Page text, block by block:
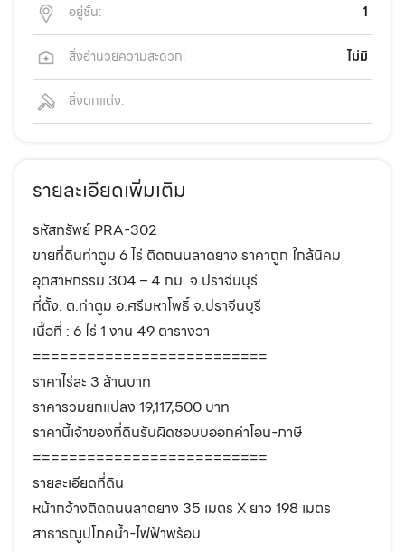
อยู่ชั้น: 1
สิ่งอำนวยความสะดวก: ไม่มี
สิ่งตกแต่ง:
รายละเอียดเพิ่มเติม
รหัสทรัพย์ PRA-302
ขายที่ดินท่าตูม 6 ไร่ ติดถนนลาดยาง ราคาถูก ใกล้นิคม
อุตสาหกรรม 304 – 4 กม. จ.ปราจีนบุรี
ที่ตั้ง: ต.ท่าตูม อ.ศรีมหาโพธิ์ จ.ปราจีนบุรี
เนื้อที่ : 6 ไร่ 1 งาน 49 ตารางวา
==========================
ราคาไร่ละ 3 ล้านบาท
ราคารวมยกแปลง 19,117,500 บาท
ราคานี้เจ้าของที่ดินรับผิดชอบบออกค่าโอน-ภาษี
==========================
รายละเอียดที่ดิน
หน้ากว้างติดถนนลาดยาง 35 เมตร X ยาว 198 เมตร
สาธารณูปโภคน้ำ-ไฟฟ้าพร้อม